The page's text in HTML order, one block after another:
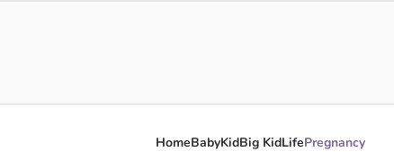
HomeBabyKidBig KidLifePregnancy